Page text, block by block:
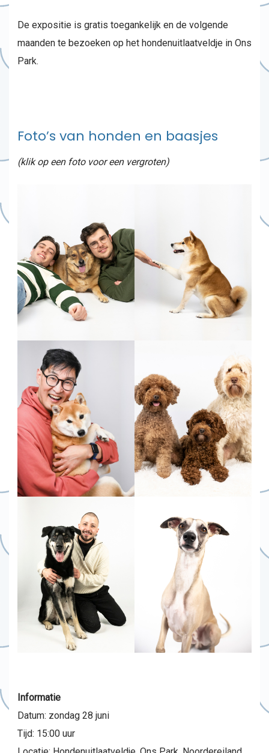
De expositie is gratis toegankelijk en de volgende
maanden te bezoeken op het hondenuitlaatveldje in Ons
Park.
Foto’s van honden en baasjes
(klik op een foto voor een vergroten)
Informatie
Datum: zondag 28 juni
Tijd: 15:00 uur